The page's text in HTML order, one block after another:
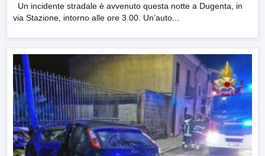
Un incidente stradale è avvenuto questa notte a Dugenta, in
via Stazione, intorno alle ore 3.00. Un’auto...